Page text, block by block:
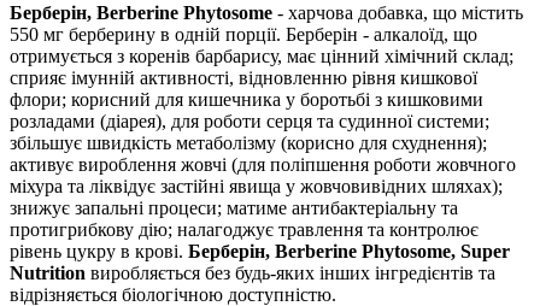
Берберін, Berberine Phytosome - харчова добавка, що містить
550 мг берберину в одній порції. Берберін - алкалоїд, що
отримується з коренів барбарису, має цінний хімічний склад;
сприяє імунній активності, відновленню рівня кишкової
флори; корисний для кишечника у боротьбі з кишковими
розладами (діарея), для роботи серця та судинної системи;
збільшує швидкість метаболізму (корисно для схуднення);
активує вироблення жовчі (для поліпшення роботи жовчного
міхура та ліквідує застійні явища у жовчовивідних шляхах);
знижує запальні процеси; матиме антибактеріальну та
протигрибкову дію; налагоджує травлення та контролює
рівень цукру в крові. Берберін, Berberine Phytosome, Super
Nutrition виробляється без будь-яких інших інгредієнтів та
відрізняється біологічною доступністю.